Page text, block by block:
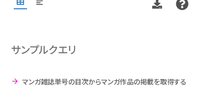
サンプルクエリ
マンガ雑誌単号の目次からマンガ作品の掲載を取得する